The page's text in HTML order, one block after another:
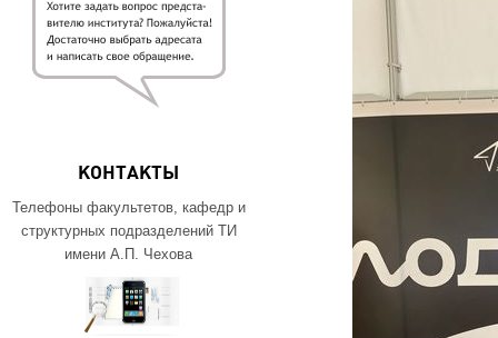
КОНТАКТЫ
Телефоны факультетов, кафедр и
структурных подразделений ТИ
имени А.П. Чехова